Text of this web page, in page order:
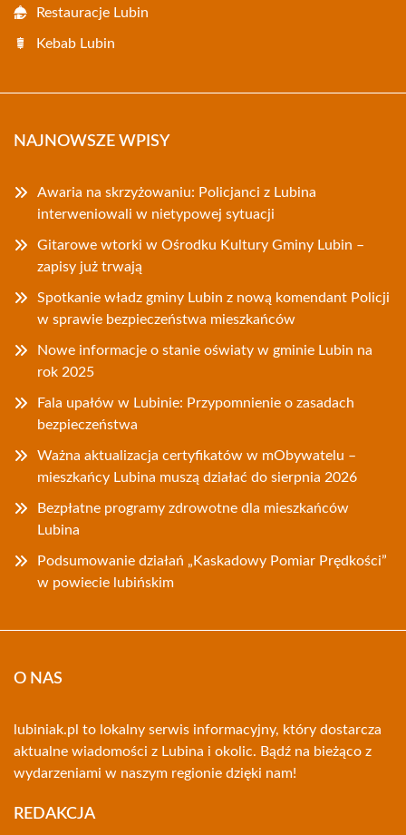
Restauracje Lubin
Kebab Lubin
NAJNOWSZE WPISY
Awaria na skrzyżowaniu: Policjanci z Lubina
interweniowali w nietypowej sytuacji
Gitarowe wtorki w Ośrodku Kultury Gminy Lubin –
zapisy już trwają
Spotkanie władz gminy Lubin z nową komendant Policji
w sprawie bezpieczeństwa mieszkańców
Nowe informacje o stanie oświaty w gminie Lubin na
rok 2025
Fala upałów w Lubinie: Przypomnienie o zasadach
bezpieczeństwa
Ważna aktualizacja certyfikatów w mObywatelu –
mieszkańcy Lubina muszą działać do sierpnia 2026
Bezpłatne programy zdrowotne dla mieszkańców
Lubina
Podsumowanie działań „Kaskadowy Pomiar Prędkości”
w powiecie lubińskim
O NAS
lubiniak.pl to lokalny serwis informacyjny, który dostarcza
aktualne wiadomości z Lubina i okolic. Bądź na bieżąco z
wydarzeniami w naszym regionie dzięki nam!
REDAKCJA